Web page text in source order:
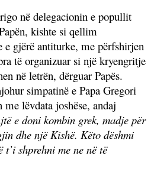
në delegacionin e popullit
kishte si qellim
gjërë antiturke, me përfshirjen
të organizuar si një kryengritje
në letrën, dërguar Papës.
simpatinë e Papa Gregori
lëvdata joshëse, andaj
e doni kombin grek, madje për
dhe një Kishë. Këto dëshmi
t’i shprehni me ne në të